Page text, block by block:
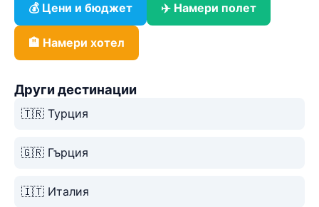
💰 Цени и бюджет ✈️ Намери полет
🏨 Намери хотел
Други дестинации
🇹🇷 Турция
🇬🇷 Гърция
🇮🇹 Италия